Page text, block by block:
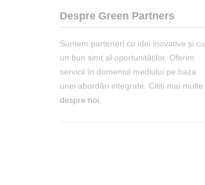
Despre Green Partners
Suntem parteneri cu idei inovative și cu
un bun simț al oportunităților. Oferim
servicii în domeniul mediului pe baza
unei abordări integrate. Citiți mai multe
despre noi